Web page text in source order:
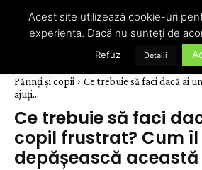
Părinți și copii
Ce trebuie să faci dacă ai
ajuți...
Ce trebuie să faci
copil frustrat? Cum
depășească această
Acest site utilizează cookie-uri
experiența. Dacă nu sunteți de
Refuz Detalii